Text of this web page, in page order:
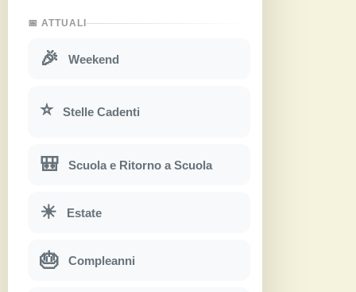
📅 ATTUALI
🎉 Weekend
⭐ Stelle Cadenti
🎒 Scuola e Ritorno a Scuola
☀ Estate
🎂 Compleanni